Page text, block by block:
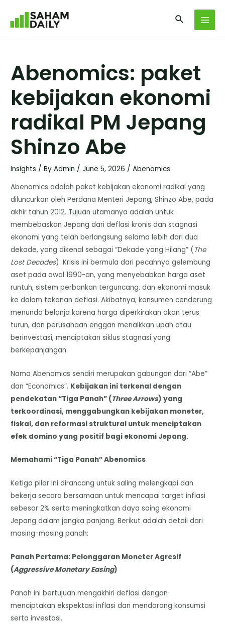
Abenomics: paket
kebijakan ekonomi
radikal PM Jepang
Shinzo Abe
Insights / ByAdmin /June 5, 2026 /Abenomics
Abenomics adalah paket kebijakan ekonomi radikal yang
diluncurkan oleh Perdana Menteri Jepang, Shinzo Abe, pada
akhir tahun 2012. Tujuan utamanya adalah untuk
membebaskan Jepang dari deflasi kronis dan stagnasi
ekonomi yang telah berlangsung selama lebih dari dua
dekade, yang dikenal sebagai “Dekade yang Hilang” ( The
Lost Decades). Krisis ini bermula dari pecahnya gelembung
aset pada awal 1990-an, yang menyebabkan harga aset
runtuh, sistem perbankan terguncang, dan ekonomi masuk
ke dalam tekanan deflasi. Akibatnya, konsumen cenderung
menunda belanja karena harga diperkirakan akan terus
turun, dan perusahaan enggan menaikkan upah atau
berinvestasi, menciptakan siklus stagnasi yang
berkepanjangan.
Nama Abenomics sendiri merupakan gabungan dari “Abe”
dan “Economics”. Kebijakan ini terkenal dengan
pendekatan “Tiga Panah” (Three Arrows) yang
terkoordinasi, menggabungkan kebijakan moneter,
fiskal, dan reformasi struktural untuk menciptakan
efek domino yang positif bagi ekonomi Jepang.
Memahami “Tiga Panah” Abenomics
Ketiga pilar ini dirancang untuk saling melengkapi dan
bekerja secara bersamaan untuk mencapai target inflasi
sebesar 2% serta meningkatkan daya saing ekonomi
Jepang dalam jangka panjang. Berikut adalah detail dari
masing-masing panah:
Panah Pertama: Pelonggaran Moneter Agresif
(Aggressive Monetary Easing)
Panah ini bertujuan mengakhiri deflasi dengan
menciptakan ekspektasi inflasi dan mendorong konsumsi
serta investasi.